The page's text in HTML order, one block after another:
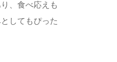
、食べ応えも
してもぴった